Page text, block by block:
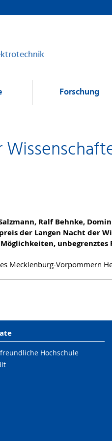
Forschung
Ralf Behnke,
der Langen Nacht der
unbegrenztes
Mecklenburg-Vorpommern
Hochschule